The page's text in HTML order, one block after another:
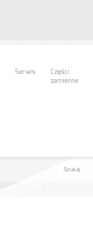
Serwis
Części
zamienne